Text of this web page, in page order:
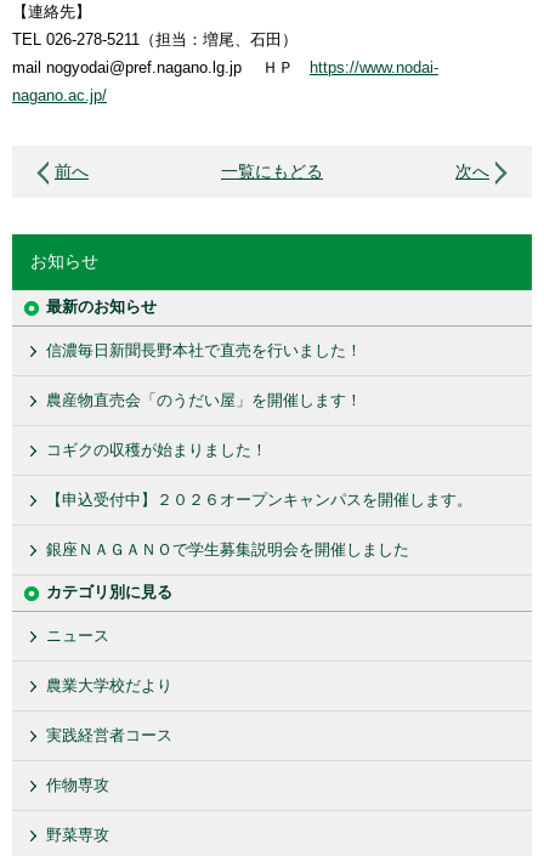
【連絡先】
TEL 026-278-5211（担当：増尾、石田）
mail nogyodai@pref.nagano.lg.jp ＨＰ
https://www.nodai-
nagano.ac.jp/
前へ 一覧にもどる 次へ
お知らせ
最新のお知らせ
信濃毎日新聞長野本社で直売を行いました！
農産物直売会「のうだい屋」を開催します！
コギクの収穫が始まりました！
【申込受付中】２０２６オープンキャンパスを開催します。
銀座ＮＡＧＡＮＯで学生募集説明会を開催しました
カテゴリ別に見る
ニュース
農業大学校だより
実践経営者コース
作物専攻
野菜専攻